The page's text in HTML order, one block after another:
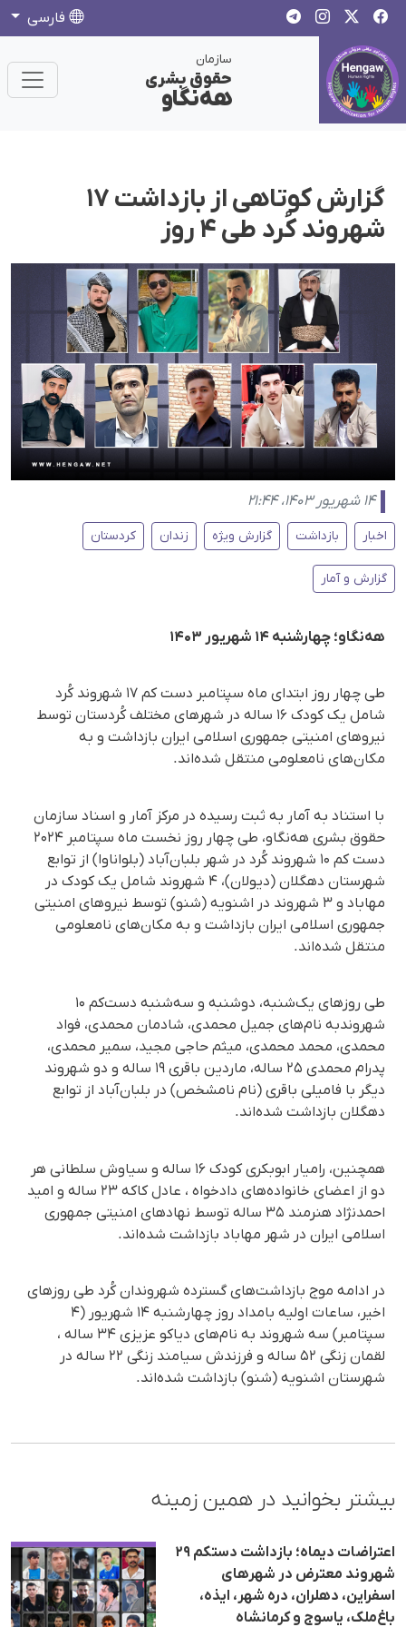
فارسی
سازمان
حقوق بشری
هەنگاو
گزارش کوتاهی از بازداشت ١٧
شهروند کُرد طی ۴ روز
۱۴ شهریور ۱۴۰۳، ۲۱:۴۴
اخبار بازداشت گزارش ویژه زندان کردستان
گزارش و آمار
هەنگاو؛ چهارشنبه ۱۴ شهریور ۱۴۰۳
طی چهار روز ابتدای ماه سپتامبر دست کم ۱۷ شهروند کُرد
شامل یک کودک ۱۶ ساله در شهرهای مختلف کُردستان توسط
نیروهای امنیتی جمهوری اسلامی ایران بازداشت و به
مکان‌های نامعلومی منتقل شده‌اند.
با استناد به آمار به ثبت رسیده در مرکز آمار و اسناد سازمان
حقوق بشری هه‌نگاو، طی چهار روز نخست ماه سپتامبر ۲۰۲۴
دست کم ۱۰ شهروند کُرد در شهر بلبان‌آباد (بلواناوا) از توابع
شهرستان دهگلان (دیولان)، ۴ شهروند شامل یک کودک در
مهاباد و ۳ شهروند در اشنویه (شنو) توسط نیروهای امنیتی
جمهوری اسلامی ایران بازداشت و به مکان‌های نامعلومی
منتقل شده‌اند.
طی روزهای یک‌شنبه، دوشنبه و سه‌شنبه دست‌کم ۱۰
شهروندبه نام‌های جمیل محمدی، شادمان محمدی، فواد
محمدی، محمد محمدی، میثم حاجی مجید، سمیر محمدی،
پدرام محمدی ۲۵ ساله، ماردین باقری ۱۹ ساله و دو شهروند
دیگر با فامیلی باقری (نام نامشخص) در بلبان‌آباد از توابع
دهگلان بازداشت شده‌اند.
همچنین، رامیار ابوبکری کودک ۱۶ ساله و سیاوش سلطانی هر
دو از اعضای خانواده‌های دادخواه ، عادل کاکه ۲۳ ساله و امید
احمدنژاد هنرمند ۳۵ ساله توسط نهادهای امنیتی جمهوری
اسلامی ایران در شهر مهاباد بازداشت شده‌اند.
در ادامه موج بازداشت‌‌های گسترده شهروندان کُرد طی روزهای
اخیر، ساعات اولیه بامداد روز چهارشنبه ۱۴ شهریور (۴
سپتامبر) سه شهروند به نام‌های دیاکو عزیزی ۳۴ ساله ،
لقمان زنگی ۵۲ ساله و فرزندش سیامند زنگی ۲۲ ساله در
شهرستان اشنویه (شنو) بازداشت شده‌اند.
بیشتر بخوانید در همین زمینه
اعتراضات دیماه؛ بازداشت دستکم ۲۹
شهروند معترض در شهرهای
اسفراین، دهلران، درە شهر، ایذە،
باغ‌ملک، یاسوج و کرمانشاه